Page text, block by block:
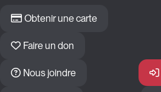
Obtenir une carte
Faire un don
Nous joindre